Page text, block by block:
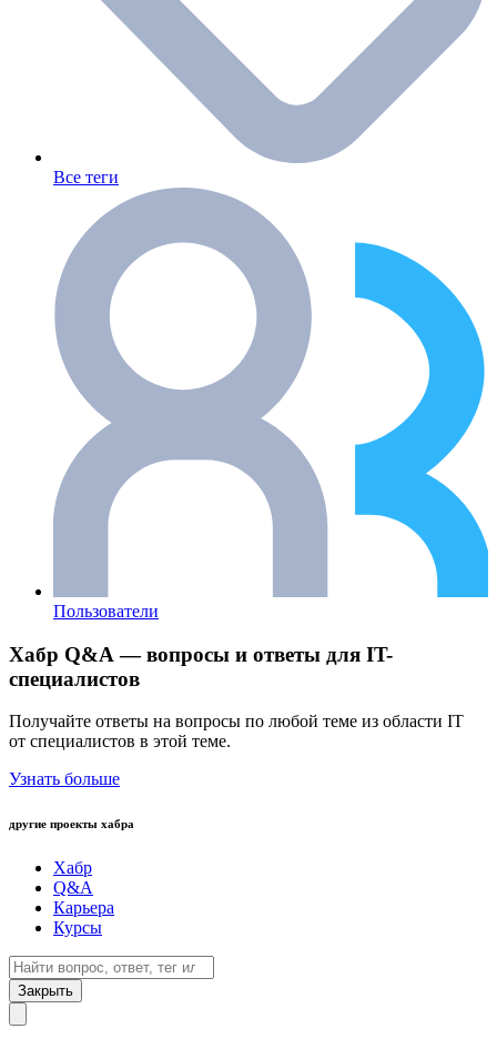
Все теги
Пользователи
Хабр Q&A — вопросы и ответы для IT-
специалистов
Получайте ответы на вопросы по любой теме из области IT
от специалистов в этой теме.
Узнать больше
другие проекты хабра
Хабр
Q&A
Карьера
Курсы
Закрыть